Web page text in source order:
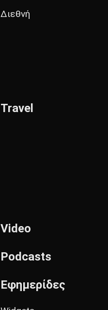
Διεθνή
Travel
Video
Podcasts
Εφημερίδες